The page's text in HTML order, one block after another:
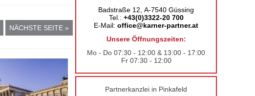
NÄCHSTE SEITE »
Badstraße 12, A-7540 Güssing
Tel.: +43(0)3322-20 700
E-Mail: office@karner-partner.at
Unsere Öffnungszeiten:
Mo - Do 07:30 - 12:00 & 13:00 - 17:00
Fr 07:30 - 12:00
Partnerkanzlei in Pinkafeld